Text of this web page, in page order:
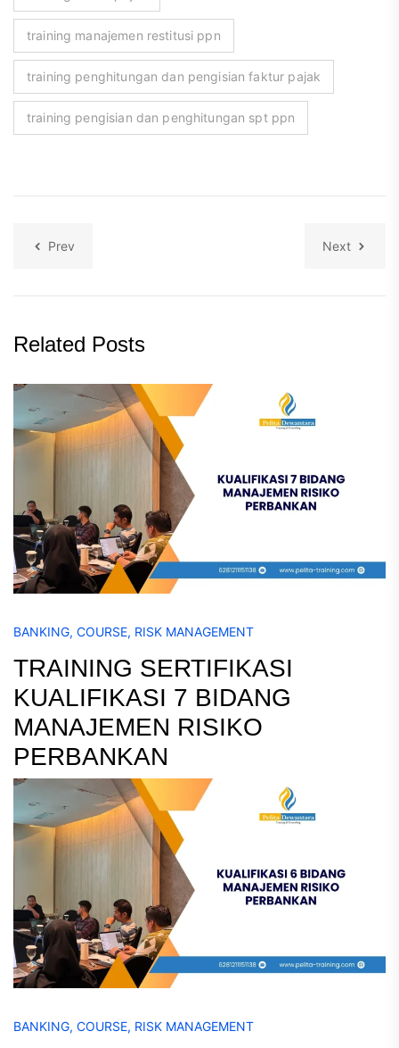
training manajemen restitusi ppn
training penghitungan dan pengisian faktur pajak
training pengisian dan penghitungan spt ppn
Prev Next
Related Posts
BANKING, COURSE, RISK MANAGEMENT
TRAINING SERTIFIKASI
KUALIFIKASI 7 BIDANG
MANAJEMEN RISIKO
PERBANKAN
BANKING, COURSE, RISK MANAGEMENT